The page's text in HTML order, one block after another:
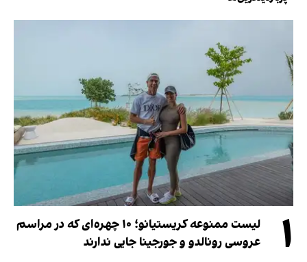
۱
لیست ممنوعه کریستیانو؛ ۱۰ چهره‌ای که در مراسم
عروسی رونالدو و جورجینا جایی ندارند